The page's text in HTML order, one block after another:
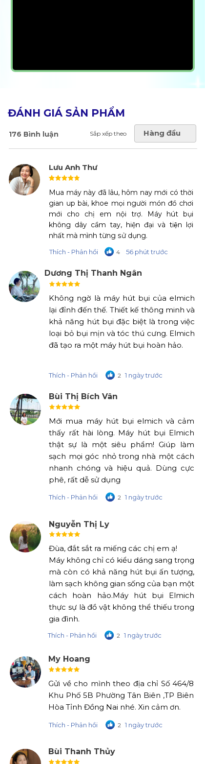
176 Bình luận
ĐÁNH GIÁ SẢN PHẨM
Sắp xếp theo Hàng đầu
Mua máy này đã lâu, hôm nay mới có thời
gian up bài, khoe mọi người món đồ chơi
mới cho chị em nội trợ. Máy hút bụi
không dây cầm tay, hiện đại và tiện lợi
nhất mà mình từng sử dụng.
Lưu Anh Thư
Thích - Phản hồi 4 56 phút trước
Thích - Phản hồi 2 1 ngày trước
Thích - Phản hồi 2 1 ngày trước
Không ngờ là máy hút bụi của elmich
lại đỉnh đến thế. Thiết kế thông minh và
khả năng hút bụi đặc biệt là trong việc
loại bỏ bụi mịn và tóc thú cưng. Elmich
đã tạo ra một máy hút bụi hoàn hảo.
Dương Thị Thanh Ngân
Thích - Phản hồi 2 1 ngày trước
Đùa, đắt sắt ra miếng các chị em ạ!
Máy không chỉ có kiểu dáng sang trọng
mà còn có khả năng hút bụi ấn tượng,
làm sạch không gian sống của bạn một
cách hoàn hảo.Máy hút bụi Elmich
thực sự là đồ vật không thể thiếu trong
gia đình.
Nguyễn Thị Ly
Thích - Phản hồi 2 1 ngày trước
Gửi về cho mình theo địa chỉ Số 464/8
Khu Phố 5B Phường Tân Biên ,TP Biên
Hòa Tỉnh Đồng Nai nhé. Xin cảm ơn.
My Hoang
Bùi Thanh Thủy
Mới mua máy hút bụi elmich và cảm
thấy rất hài lòng. Máy hút bụi Elmich
thật sự là một siêu phẩm! Giúp làm
sạch mọi góc nhỏ trong nhà một cách
nhanh chóng và hiệu quả. Dùng cực
phê, rất dễ sử dụng
Bùi Thị Bích Vân